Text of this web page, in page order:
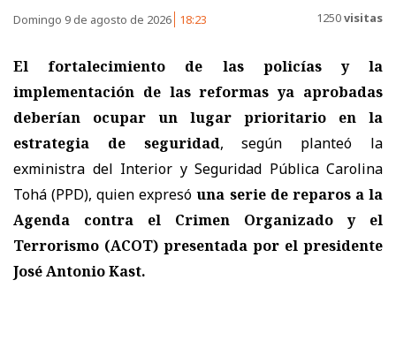
Domingo 9 de agosto de 2026 18:23 1250visitas
El fortalecimiento de las policías y la
implementación de las reformas ya aprobadas
deberían ocupar un lugar prioritario en la
estrategia de seguridad, según planteó la
exministra del Interior y Seguridad Pública Carolina
Tohá (PPD), quien expresóuna serie de reparos a la
Agenda contra el Crimen Organizado y el
Terrorismo (ACOT) presentada por el presidente
José Antonio Kast.